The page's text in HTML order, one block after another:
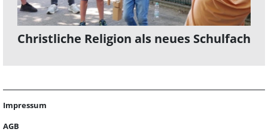
Christliche Religion als neues Schulfach
Impressum
AGB